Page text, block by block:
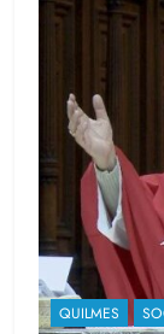
QUILMES